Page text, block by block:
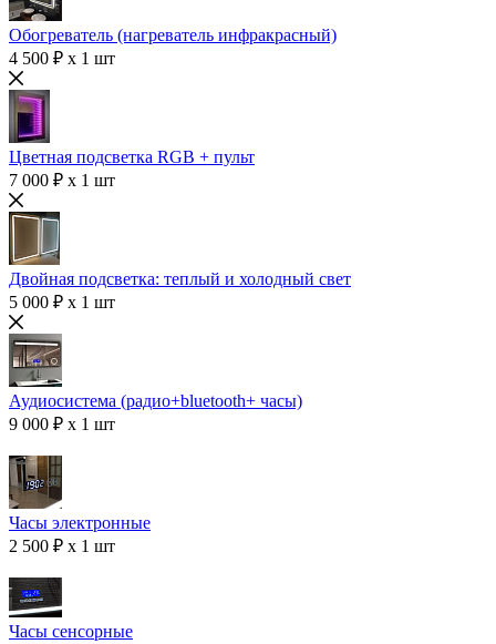
Обогреватель (нагреватель инфракрасный)
4 500 ₽ x 1 шт
Цветная подсветка RGB + пульт
7 000 ₽ x 1 шт
Двойная подсветка: теплый и холодный свет
5 000 ₽ x 1 шт
Аудиосистема (радио+bluetooth+ часы)
9 000 ₽ x 1 шт
Часы электронные
2 500 ₽ x 1 шт
Часы сенсорные